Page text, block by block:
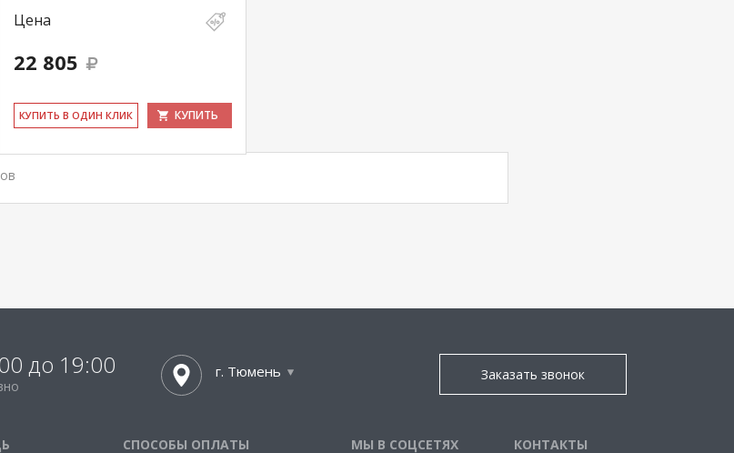
Цена
22 805
КУ­ПИТЬ В ОДИН КЛИК КУПИТЬ
до 19:00 г. Тюмень Заказать звонок
СПОСОБЫ ОПЛАТЫ МЫ В СОЦСЕТЯХ КОНТАКТЫ